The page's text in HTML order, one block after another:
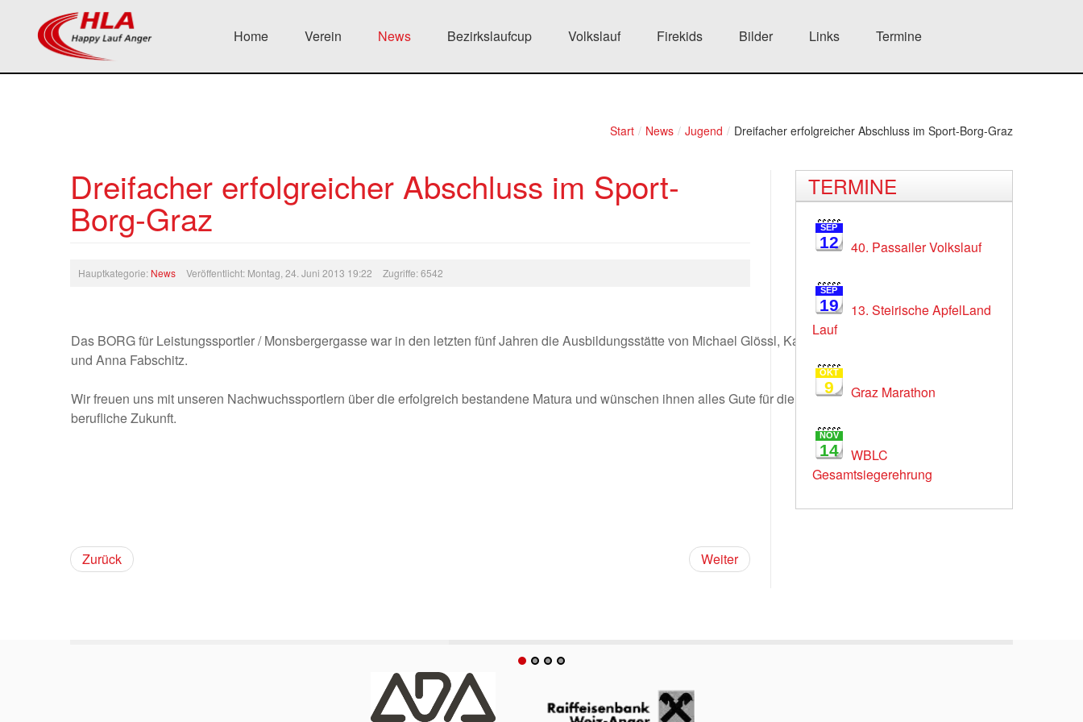
Home Verein News Bezirkslaufcup Volkslauf Firekids Bilder Links Termine
Start / News / Jugend / Dreifacher erfolgreicher Abschluss im Sport-Borg-Graz
Dreifacher erfolgreicher Abschluss im Sport-
Borg-Graz
Hauptkategorie: News Veröffentlicht: Montag, 24. Juni 2013 19:22 Zugriffe: 6542
Das BORG für Leistungssportler / Monsbergergasse war in den letzten fünf Jahren die Ausbildungsstätte von Michael Glössl, Katharina Hack
und Anna Fabschitz.
Wir freuen uns mit unseren Nachwuchssportlern über die erfolgreich bestandene Matura und wünschen ihnen alles Gute für die sportliche und
berufliche Zukunft.
Zurück Weiter
TERMINE
SEP
12 40. Passailer Volkslauf
SEP
19
13. Steirische ApfelLand
Lauf
OKT
9 Graz Marathon
NOV
14
WBLC
Gesamtsiegerehrung